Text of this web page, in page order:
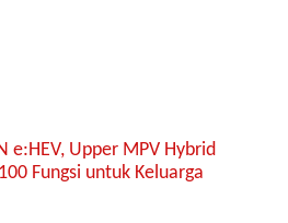
e:HEV, Upper MPV Hybrid
Fungsi untuk Keluarga